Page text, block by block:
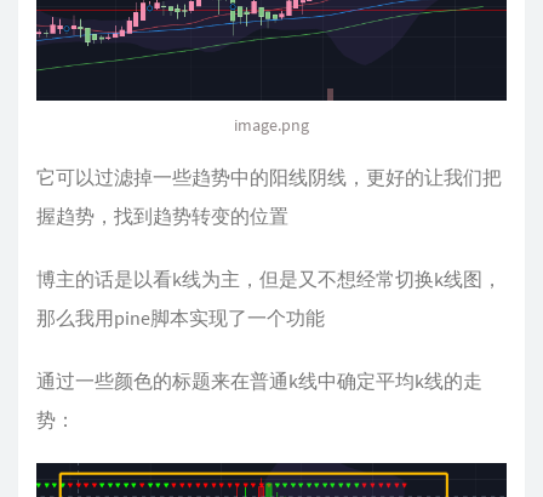
image.png
它可以过滤掉一些趋势中的阳线阴线，更好的让我们把
握趋势，找到趋势转变的位置
博主的话是以看k线为主，但是又不想经常切换k线图，
那么我用pine脚本实现了一个功能
通过一些颜色的标题来在普通k线中确定平均k线的走
势：